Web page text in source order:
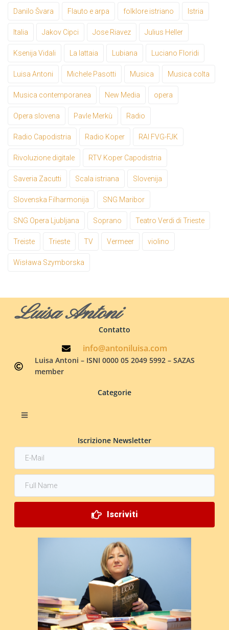
Danilo Švara Flauto e arpa folklore istriano Istria
Italia Jakov Cipci Jose Riavez Julius Heller
Ksenija Vidali La lattaia Lubiana Luciano Floridi
Luisa Antoni Michele Pasotti Musica Musica colta
Musica contemporanea New Media opera
Opera slovena Pavle Merkù Radio
Radio Capodistria Radio Koper RAI FVG-FJK
Rivoluzione digitale RTV Koper Capodistria
Saveria Zacutti Scala istriana Slovenija
Slovenska Filharmonija SNG Maribor
SNG Opera Ljubljana Soprano Teatro Verdi di Trieste
Treiste Trieste TV Vermeer violino
Wisława Szymborska
Luisa Antoni
Contatto
info@antoniluisa.com
Luisa Antoni – ISNI 0000 05 2049 5992 – SAZAS
member
Categorie
Iscrizione Newsletter
Iscriviti